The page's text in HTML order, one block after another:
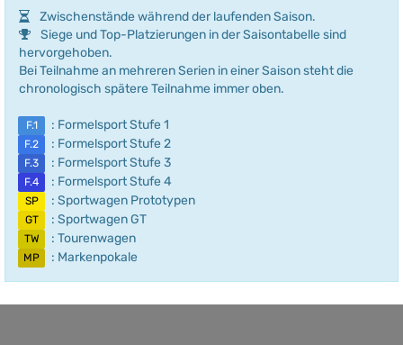
Zwischenstände während der laufenden Saison.
Siege und Top-Platzierungen in der Saisontabelle sind
hervorgehoben.
Bei Teilnahme an mehreren Serien in einer Saison steht die
chronologisch spätere Teilnahme immer oben.
F.1 : Formelsport Stufe 1
F.2 : Formelsport Stufe 2
F.3 : Formelsport Stufe 3
F.4 : Formelsport Stufe 4
SP : Sportwagen Prototypen
GT : Sportwagen GT
TW : Tourenwagen
MP : Markenpokale